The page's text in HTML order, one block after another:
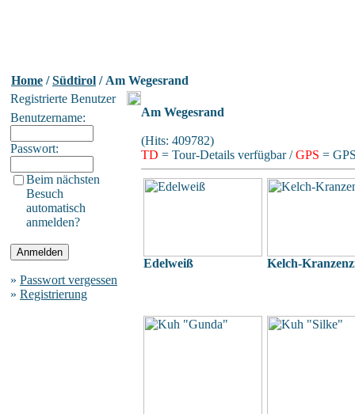
Home /Südtirol / Am Wegesrand
Registrierte Benutzer
Benutzername:
Passwort:
Beim nächsten
Besuch
automatisch
anmelden?
» Passwort vergessen
» Registrierung
Am Wegesrand
(Hits: 409782)
TD = Tour-Details verfügbar /GPS =
Edelweiß Kelch-